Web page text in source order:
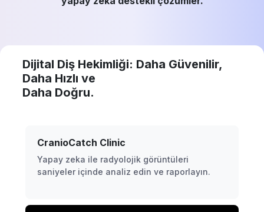
Dijital Diş Hekimliği: Daha Güvenilir,
Daha Hızlı ve
Daha Doğru.
CranioCatch Clinic
Yapay zeka ile radyolojik görüntüleri
saniyeler içinde analiz edin ve raporlayın.